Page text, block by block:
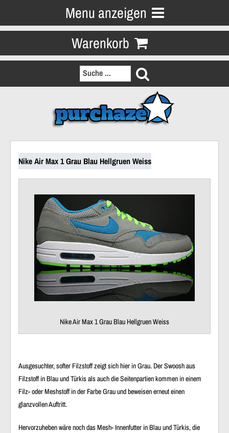
Menu anzeigen
Warenkorb
Nike Air Max 1 Grau Blau Hellgruen Weiss
Nike Air Max 1 Grau Blau Hellgruen Weiss
Ausgesuchter, softer Filzstoff zeigt sich hier in Grau. Der Swoosh aus
Filzstoff in Blau und Türkis als auch die Seitenpartien kommen in einem
Filz- oder Meshstoff in der Farbe Grau und beweisen erneut einen
glanzvollen Auftritt.
Hervorzuheben wäre noch das Mesh- Innenfutter in Blau und Türkis, die